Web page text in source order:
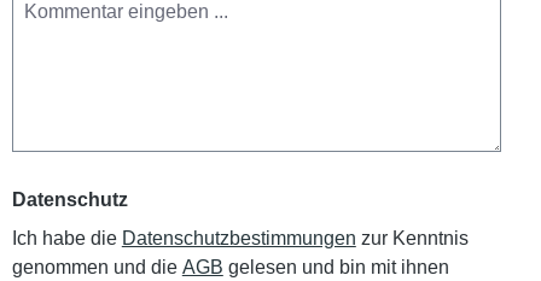
Datenschutz
Ich habe die Datenschutzbestimmungen zur Kenntnis
genommen und die AGB gelesen und bin mit ihnen